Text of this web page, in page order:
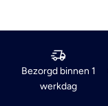
Bezorgd binnen 1
werkdag